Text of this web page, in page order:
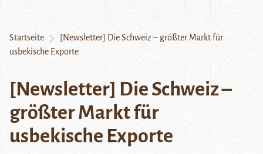
Startseite
[Newsletter] Die Schweiz – größter Markt für
usbekische Exporte
[Newsletter] Die Schweiz –
größter Markt für
usbekische Exporte